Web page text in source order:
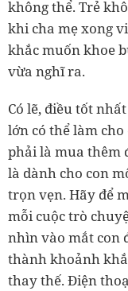
không thể. Trẻ
khi cha mẹ xong
khắc muốn khoe
vừa nghĩ ra.
Có lẽ, điều tốt
lớn có thể làm
phải là mua thêm
là dành cho con
trọn vẹn. Hãy để
mỗi cuộc trò
nhìn vào mắt con
thành khoảnh
thay thế. Điện